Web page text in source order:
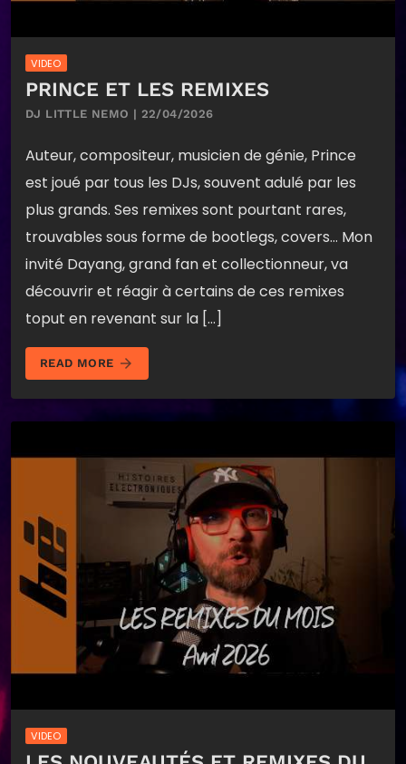
VIDEO
PRINCE ET LES REMIXES
DJ LITTLE NEMO | 22/04/2026
Auteur, compositeur, musicien de génie, Prince
est joué par tous les DJs, souvent adulé par les
plus grands. Ses remixes sont pourtant rares,
trouvables sous forme de bootlegs, covers… Mon
invité Dayang, grand fan et collectionneur, va
découvrir et réagir à certains de ces remixes
toput en revenant sur la […]
READ MORE arrow_forward
VIDEO